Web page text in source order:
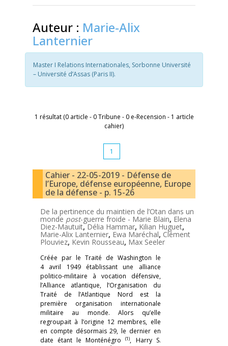
Auteur : Marie-Alix
Lanternier
Master I Relations Internationales, Sorbonne Université
– Université d’Assas (Paris II).
1 résultat (0 article - 0 Tribune - 0 e-Recension - 1 article
cahier)
1
Cahier - 22-05-2019 - Défense de
l’Europe, défense européenne, Europe
de la défense - p. 15-26
De la pertinence du maintien de l’Otan dans un
monde post-guerre froide - Marie Blain, Elena
Diez-Mautuit,Délia Hammar, Kilian Huguet,
Marie-Alix Lanternier, Ewa Maréchal, Clément
Plouviez, Kevin Rousseau, Max Seeler
Créée par le Traité de Washington le
4 avril 1949 établissant une alliance
politico-militaire à vocation défensive,
l’Alliance atlantique, l’Organisation du
Traité de l’Atlantique Nord est la
première organisation internationale
militaire au monde. Alors qu’elle
regroupait à l’origine 12 membres, elle
en compte désormais 29, le dernier en
date étant le Monténégro(1), Harry S.